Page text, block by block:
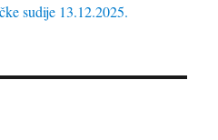
sudije 13.12.2025.